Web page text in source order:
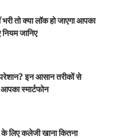
तो क्या लॉक हो जाएगा आपका
जानिए
परेशान? इन आसान तरीकों से
स्मार्टफोन
लिए कलेजी खाना कितना